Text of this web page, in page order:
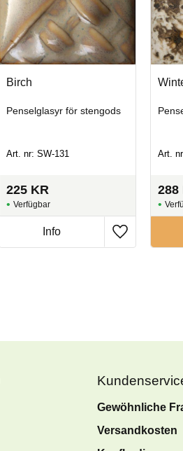
Birch
Penselglasyr för stengods
Art. nr: SW-131
225 KR
Art.
288
Gewöhnliche
Versandkosten